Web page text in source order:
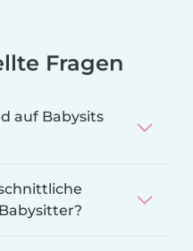
Fragen
auf Babysits